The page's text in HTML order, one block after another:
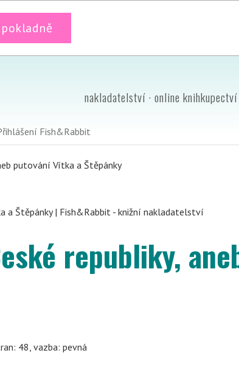
pokladně
nakladatelství · online knihkupectví
putování Vítka a Štěpánky
republiky,
48, vazba: pevná